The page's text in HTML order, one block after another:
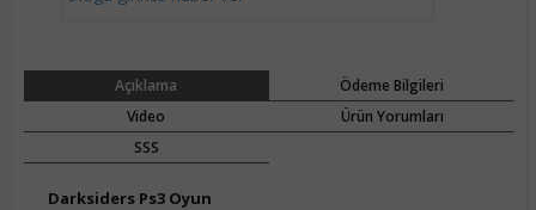
Açıklama
Ödeme Bilgileri
Video
Ürün Yorumları
SSS
Darksiders Ps3 Oyun